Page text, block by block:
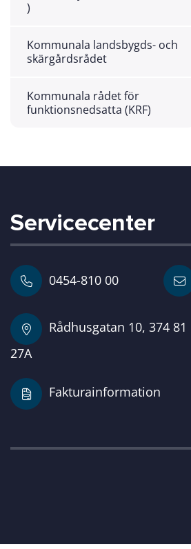
)
Kommunala landsbygds- och
skärgårdsrådet
Kommunala rådet för
funktionsnedsatta (KRF)
Servicecenter
0454-810 00
Rådhusgatan 10, 374
27A
Fakturainformation